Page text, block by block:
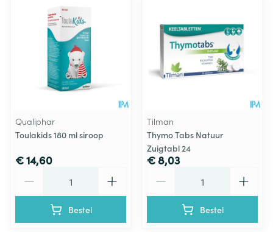
Qualiphar
Toulakids 180 ml siroop
€ 14,60
Bestel
Tilman
Thymo Tabs Natuur
Zuigtabl 24
€ 8,03
Bestel